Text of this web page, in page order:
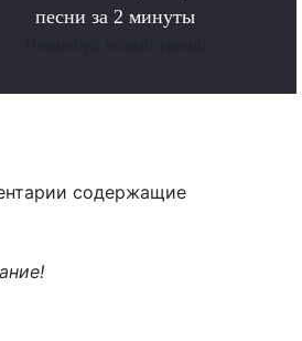
песни за 2 минуты
содержащие